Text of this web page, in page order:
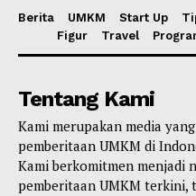
Berita UMKM Start Up
Figur
Travel
Tentang Kami
Kami merupakan media
pemberitaan UMKM di
Kami berkomitmen menjadi
pemberitaan UMKM